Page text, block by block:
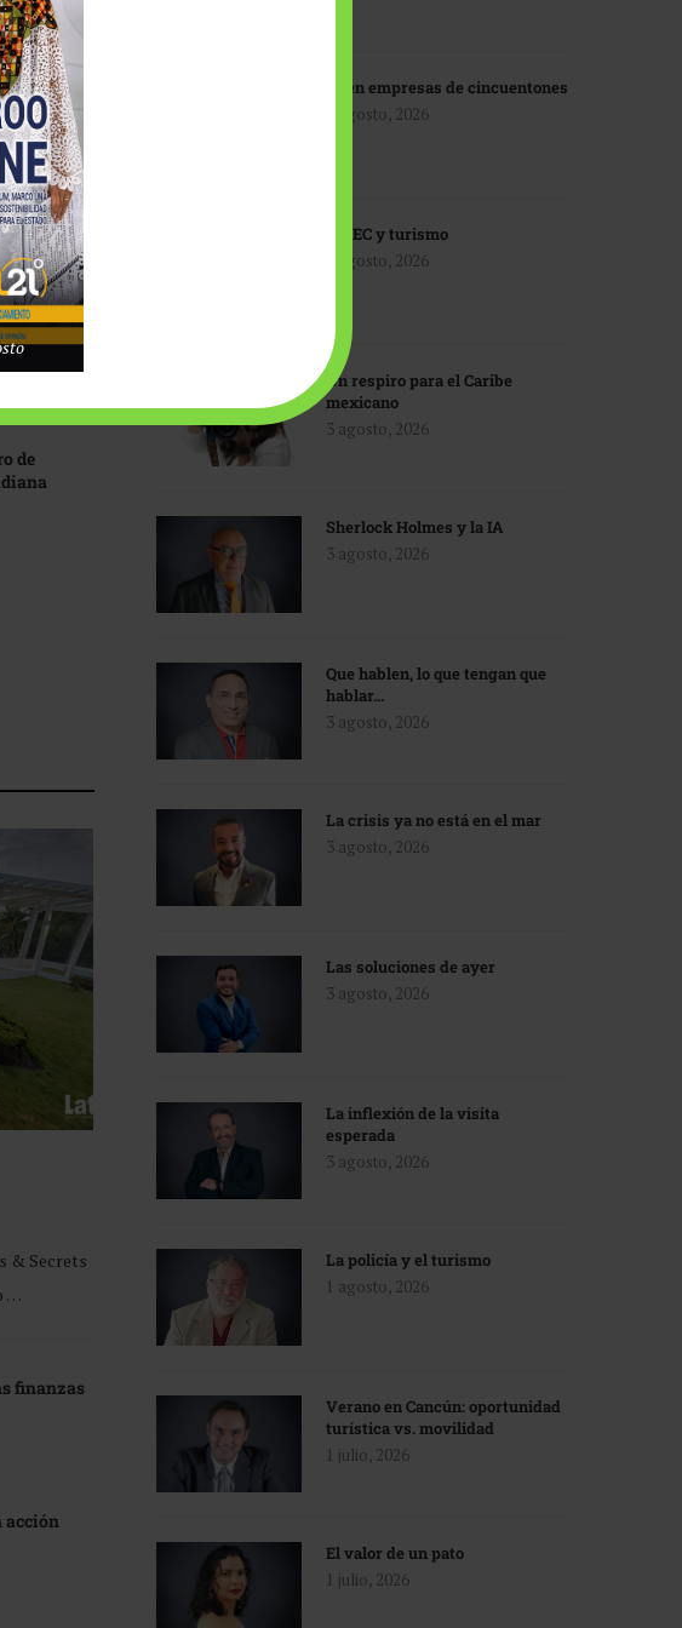
visión
de
& Secrets
…
finanzas
acción
IA en empresas de cincuentones
3 agosto, 2026
TMEC y turismo
3 agosto, 2026
Un respiro para el Caribe
mexicano
3 agosto, 2026
Sherlock Holmes y la IA
3 agosto, 2026
Que hablen, lo que tengan que
hablar…
3 agosto, 2026
La crisis ya no está en el mar
3 agosto, 2026
Las soluciones de ayer
3 agosto, 2026
La inflexión de la visita
esperada
3 agosto, 2026
La policía y el turismo
1 agosto, 2026
Verano en Cancún: oportunidad
turística vs. movilidad
1 julio, 2026
El valor de un pato
1 julio, 2026